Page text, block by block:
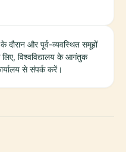
दौरान और पूर्व-व्यवस्थित समूहों
विश्वविद्यालय के आगंतुक
से संपर्क करें।